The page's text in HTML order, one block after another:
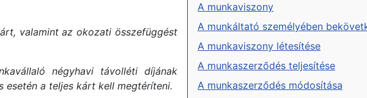
A munkaviszony
A munkáltató személyében
A munkaviszony létesítése
A munkaszerződés teljesítése
A munkaszerződés módosítása
valamint az okozati összefüggést
négyhavi távolléti díjának
esetén a teljes kárt kell megtéríteni.